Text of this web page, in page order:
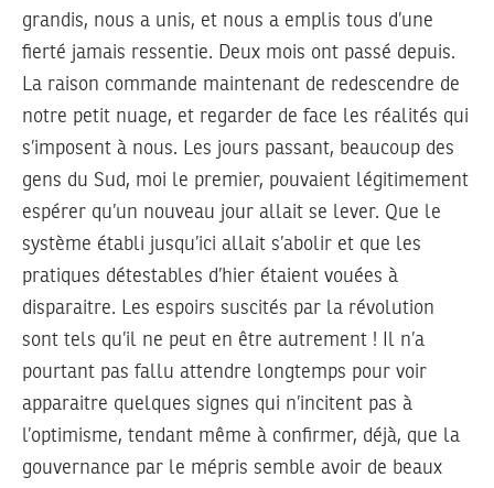
grandis, nous a unis, et nous a emplis tous d’une
fierté jamais ressentie. Deux mois ont passé depuis.
La raison commande maintenant de redescendre de
notre petit nuage, et regarder de face les réalités qui
s’imposent à nous. Les jours passant, beaucoup des
gens du Sud, moi le premier, pouvaient légitimement
espérer qu’un nouveau jour allait se lever. Que le
système établi jusqu’ici allait s’abolir et que les
pratiques détestables d’hier étaient vouées à
disparaitre. Les espoirs suscités par la révolution
sont tels qu’il ne peut en être autrement ! Il n’a
pourtant pas fallu attendre longtemps pour voir
apparaitre quelques signes qui n’incitent pas à
l’optimisme, tendant même à confirmer, déjà, que la
gouvernance par le mépris semble avoir de beaux